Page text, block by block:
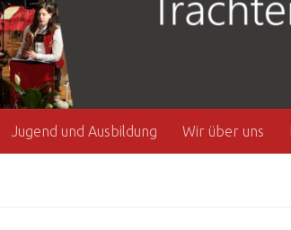
Jugend und Ausbildung Wir über uns